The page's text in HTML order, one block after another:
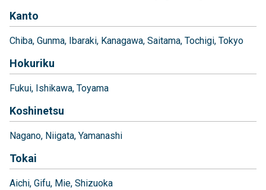
Kanto
Chiba Gunma Ibaraki Kanagawa Saitama Tochigi Tokyo
Hokuriku
Fukui Ishikawa Toyama
Koshinetsu
Nagano Niigata Yamanashi
Tokai
Aichi Gifu Mie Shizuoka